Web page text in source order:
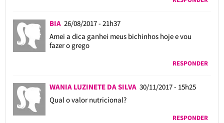
BIA 26/08/2017 - 21h37
Amei a dica ganhei meus bichinhos hoje e vou
fazer o grego
RESPONDER
WANIA LUZINETE DA SILVA 30/11/2017 - 15h25
Qual o valor nutricional?
RESPONDER